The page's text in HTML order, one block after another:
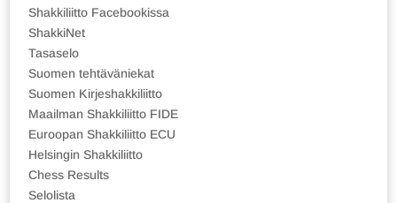
Shakkiliitto Facebookissa
ShakkiNet
Tasaselo
Suomen tehtäväniekat
Suomen Kirjeshakkiliitto
Maailman Shakkiliitto FIDE
Euroopan Shakkiliitto ECU
Helsingin Shakkiliitto
Chess Results
Selolista